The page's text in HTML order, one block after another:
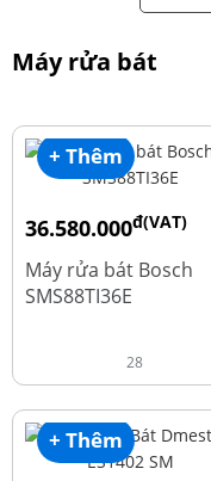
Máy rửa bát
+ Thêm
36.580.000đ(VAT)
50.740.000
Máy rửa bát Bosch
SMS88TI36E
28
+ Thêm